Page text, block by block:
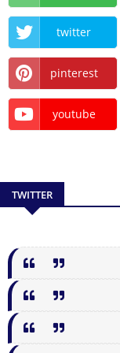
twitter
pinterest
youtube
TWITTER